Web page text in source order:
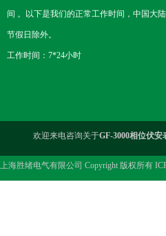
间 。以下是我们的正常工作时间，中国大
节假日除外。
工作时间：7*24小时
欢迎来电咨询关于GF-3000相位伏安
上海胜绪电气有限公司 Copyright 版权所有